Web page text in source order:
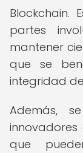
Blockchain.
partes
mantener
que se
integridad
Además,
que